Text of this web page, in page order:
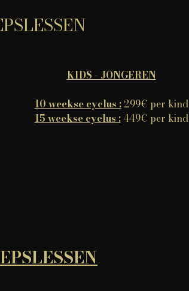
KIDS - JONGEREN
10 weekse cyclus :299€ per kind
15 weekse cyclus :449€ per kind